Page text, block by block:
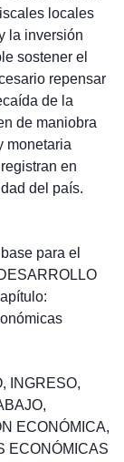
locales
la inversión
sostener el
repensar
de la
de maniobra
monetaria
en
del país.
para el
, INGRESO,
,
ECONÓMICA,
ECONÓMICAS